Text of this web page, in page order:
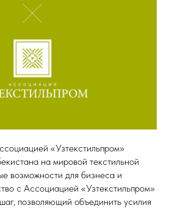
«Узтекстильпром»
на мировой текстильной
возможности для бизнеса и
с Ассоциацией «Узтекстильпром»
позволяющий объединить усилия